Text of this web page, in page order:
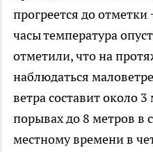
прогреется до отметки
часы температура
отметили, что на
наблюдаться
ветра составит около
порывах до 8 метров в
местному времени в